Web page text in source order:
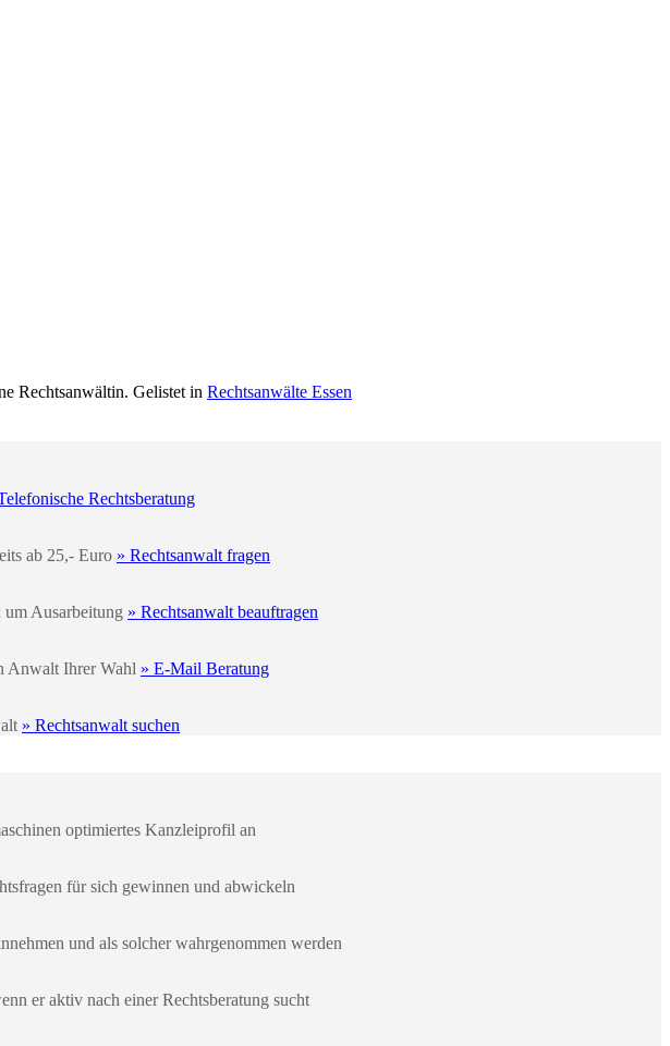
Rechtsanwältin. Gelistet in Rechtsanwälte Essen
Rechtsberatung
ab 25,- Euro » Rechtsanwalt fragen
Ausarbeitung » Rechtsanwalt beauftragen
Anwalt Ihrer Wahl » E-Mail Beratung
» Rechtsanwalt suchen
optimiertes Kanzleiprofil an
für sich gewinnen und abwickeln
und als solcher wahrgenommen werden
er aktiv nach einer Rechtsberatung sucht